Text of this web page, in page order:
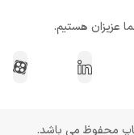
محفوظ می باشد.